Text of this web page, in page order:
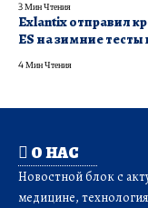
3 Мин Чтения
Exlantix отправил
ES на зимние тесты
4 Мин Чтения
О НАС
Новостной блок с
медицине,